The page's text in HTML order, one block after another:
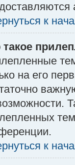
к
такое
на его
к